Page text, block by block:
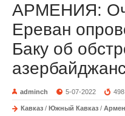
АРМЕНИЯ:
Ереван
Баку об
adminch 5-07-2022 498
Кавказ / Южный Кавказ /